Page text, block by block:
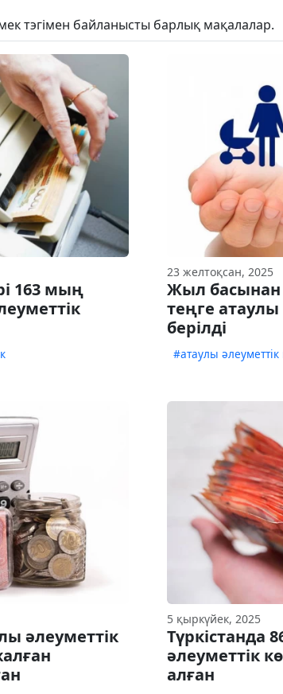
тэгімен байланысты барлық мақалалар.
163 мың
23 желтоқсан, 2025
Жыл басынан
теңге
берілді
#атаулы
әлеуметтік
5 қыркүйек, 2025
Түркістанда
әлеуметтік
алған